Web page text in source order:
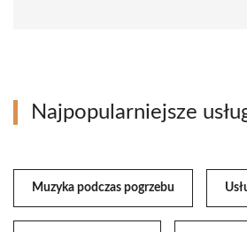
Najpopularniejsze
Muzyka podczas pogrzebu